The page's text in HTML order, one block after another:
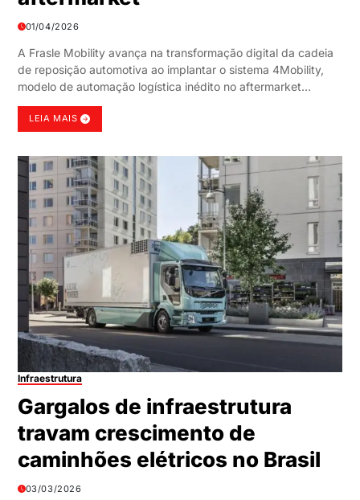
01/04/2026
A Frasle Mobility avança na transformação digital da cadeia
de reposição automotiva ao implantar o sistema 4Mobility,
modelo de automação logística inédito no aftermarket…
LEIA MAIS
Infraestrutura
Gargalos de infraestrutura
travam crescimento de
caminhões elétricos no Brasil
03/03/2026